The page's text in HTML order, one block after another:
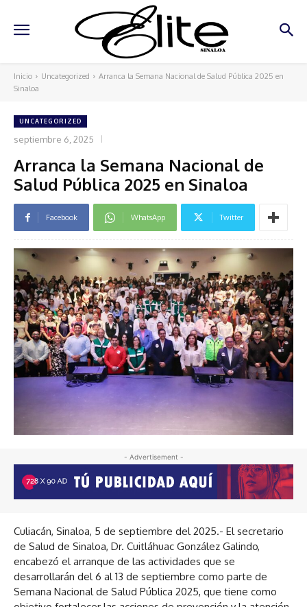
Inicio Uncategorized
Arranca la Semana Nacional de Salud Pública 2025 en
Sinaloa
UNCATEGORIZED
septiembre 6, 2025
Arranca la Semana Nacional de
Salud Pública 2025 en Sinaloa
Facebook WhatsApp Twitter
- Advertisement -
Culiacán, Sinaloa, 5 de septiembre del 2025.- El secretario
de Salud de Sinaloa, Dr. Cuitláhuac González Galindo,
encabezó el arranque de las actividades que se
desarrollarán del 6 al 13 de septiembre como parte de
Semana Nacional de Salud Pública 2025, que tiene como